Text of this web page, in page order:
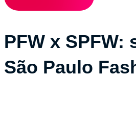
PFW x
São Paulo